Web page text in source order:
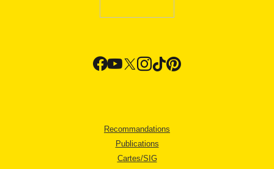
Recommandations
Publications
Cartes/SIG